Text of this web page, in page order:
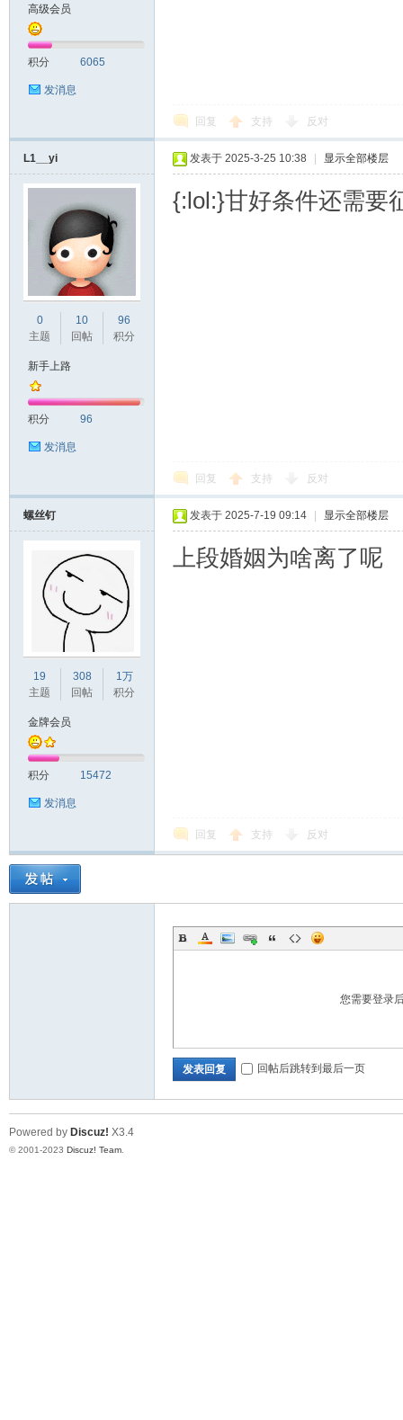
高级会员
积分 6065
发消息
回复 支持 反对
L1__yi
0
主题
10
回帖
96
积分
新手上路
积分 96
发消息
发表于 2025-3-25 10:38 显示全部楼层
{:lol:}甘好条件还需要
回复 支持 反对
螺丝钉
19
主题
308
回帖
1万
积分
金牌会员
积分 15472
发消息
发表于 2025-7-19 09:14 显示全部楼层
上段婚姻为啥离了呢
回复 支持 反对
您需要登录
发表回复 回帖后跳转到最后一页
Powered by Discuz! X3.4
© 2001-2023 Discuz! Team